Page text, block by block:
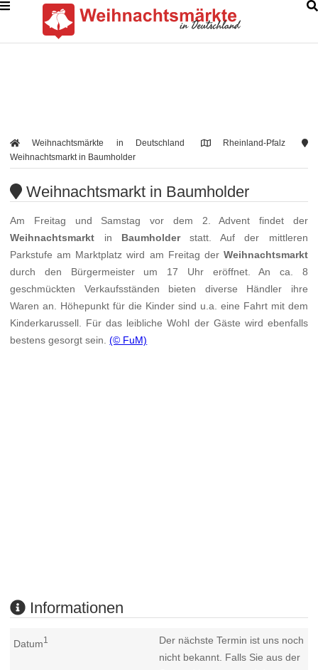
Weihnachtsmärkte in Deutschland
Rheinland-Pfalz
Weihnachtsmarkt in Baumholder
Weihnachtsmarkt in Baumholder
Am Freitag und Samstag vor dem 2. Advent findet der
Weihnachtsmarkt in Baumholderstatt. Auf der mittleren
Parkstufe am Marktplatz wird am Freitag der Weihnachtsmarkt
durch den Bürgermeister um 17 Uhr eröffnet. An ca. 8
geschmückten Verkaufsständen bieten diverse Händler ihre
Waren an. Höhepunkt für die Kinder sind u.a. eine Fahrt mit dem
Kinderkarussell. Für das leibliche Wohl der Gäste wird ebenfalls
bestens gesorgt sein.(© FuM)
Informationen
Datum1
Der nächste Termin ist uns noch
nicht bekannt. Falls Sie aus der